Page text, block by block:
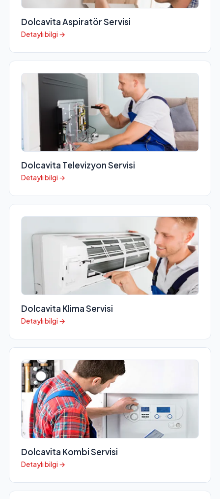
Dolcavita Aspiratör Servisi
Detaylı bilgi →
Dolcavita Televizyon Servisi
Detaylı bilgi →
Dolcavita Klima Servisi
Detaylı bilgi →
Dolcavita Kombi Servisi
Detaylı bilgi →